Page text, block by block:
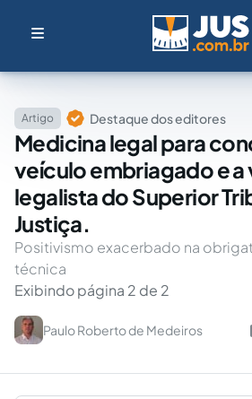
Artigo Destaque dos editores
Medicina legal para
veículo embriagado e a
legalista do Superior
Justiça.
Positivismo exacerbado na
técnica
Exibindo página 2 de 2
Paulo Roberto de Medeiros